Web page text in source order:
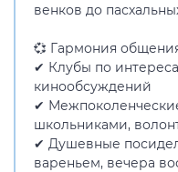
венков до
💞 Гармония
✔ Клубы по
кинообсуждений
✔
школьниками,
✔ Душевные
вареньем, вечера